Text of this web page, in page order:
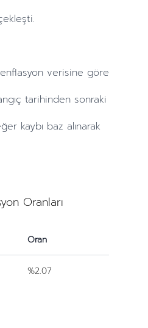
enflasyon verisine göre
tarihinden sonraki
kaybı baz alınarak
Oranları
Oran
%2.07